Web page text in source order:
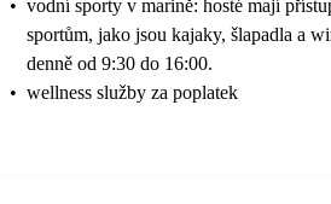
• vodní sporty v marině: hosté mají
sportům, jako jsou kajaky, šlapadla a
denně od 9:30 do 16:00.
• wellness služby za poplatek